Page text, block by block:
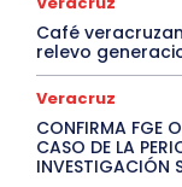
Café
relevo
Veracruz
CONFIRMA FGE
CASO DE LA
INVESTIGACIÓN